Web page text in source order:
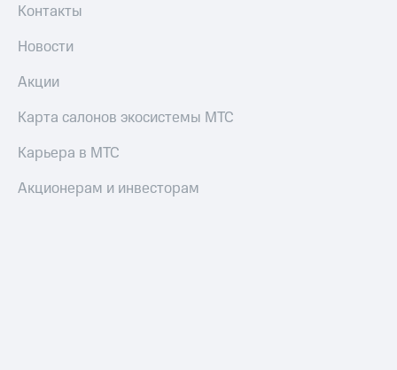
Контакты
Новости
Акции
Карта салонов экосистемы МТС
Карьера в МТС
Акционерам и инвесторам